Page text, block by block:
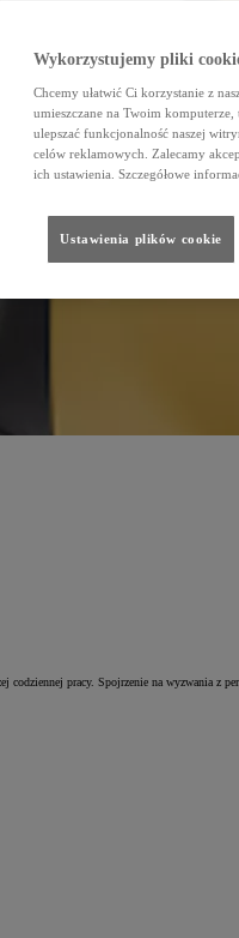
sposób prowadzenia interesów i to, jak
pracy. Spojrzenie na wyzwania z
Wykorzystujemy pliki
Chcemy ułatwić Ci korzystanie z
umieszczane na Twoim
ulepszać funkcjonalność naszej
celów reklamowych. Zalecamy
ich ustawienia. Szczegółowe
Ustawienia plików cookie